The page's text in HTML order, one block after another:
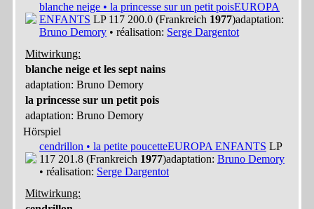
blanche neige • la princesse sur un petit poisEUROPA
ENFANTS LP 117 200.0 (Frankreich 1977)adaptation:
Bruno Demory • réalisation: Serge Dargentot
Mitwirkung:
blanche neige et les sept nains
adaptation: Bruno Demory
la princesse sur un petit pois
adaptation: Bruno Demory
Hörspiel
cendrillon • la petite poucetteEUROPA ENFANTS LP
117 201.8 (Frankreich 1977)adaptation: Bruno Demory
• réalisation: Serge Dargentot
Mitwirkung: